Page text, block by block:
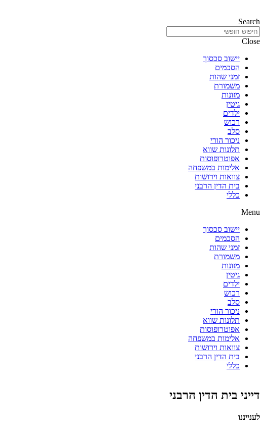
Search
Close
יישוב סכסוך
הסכמים
זמני שהות
משמורת
מזונות
גיטין
ילדים
רכוש
סלב
ניכור הורי
תלונות שווא
אפוטרופוסות
אלימות במשפחה
צוואות וירושות
בית הדין הרבני
כללי
Menu
יישוב סכסוך
הסכמים
זמני שהות
משמורת
מזונות
גיטין
ילדים
רכוש
סלב
ניכור הורי
תלונות שווא
אפוטרופוסות
אלימות במשפחה
צוואות וירושות
בית הדין הרבני
כללי
דייני בית הדין הרבני
לענייננו